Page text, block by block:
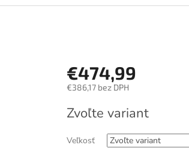
€474,99
€386,17 bez DPH
cena:
Zvoľte variant
Veľkosť